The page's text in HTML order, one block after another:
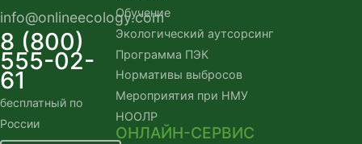
info@onlineecology.com
8 (800)
555-02-
61
бесплатный по
России
Обучение
Экологический аутсорсинг
Программа ПЭК
Нормативы выбросов
Мероприятия при НМУ
НООЛР
ОНЛАЙН-СЕРВИС